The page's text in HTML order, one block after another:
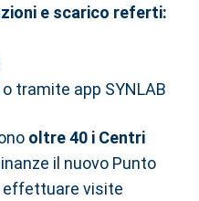
e scarico referti:
o tramite app SYNLAB
oltre 40 i Centri
il nuovo Punto
effettuare visite